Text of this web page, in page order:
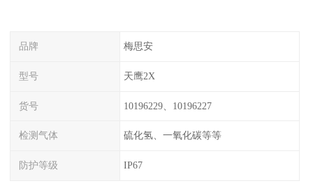
品牌 梅思安
型号 天鹰2X
货号 10196229、10196227
检测气体 硫化氢、一氧化碳等等
防护等级 IP67